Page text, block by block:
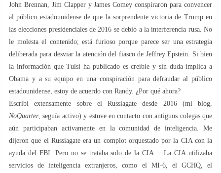
John Brennan, Jim Clapper y James Comey conspiraron para convencer
al público estadounidense de que la sorprendente victoria de Trump en
las elecciones presidenciales de 2016 se debió a la interferencia rusa. No
le molesta el contenido; está furioso porque parece ser una estrategia
deliberada para desviar la atención del fiasco de Jeffrey Epstein. Si bien
la información que Tulsi ha publicado es creíble y sin duda implica a
Obama y a su equipo en una conspiración para defraudar al público
estadounidense, estoy de acuerdo con Randy. ¿Por qué ahora?
Escribí extensamente sobre el Russiagate desde 2016 (mi blog,
NoQuarter, seguía activo) y estuve en contacto con antiguos colegas que
aún participaban activamente en la comunidad de inteligencia. Me
dijeron que el Russiagate era un complot orquestado por la CIA con la
ayuda del FBI. Pero no se trataba solo de la CIA… La CIA utilizaba
servicios de inteligencia extranjeros, como el MI-6, el GCHQ, el